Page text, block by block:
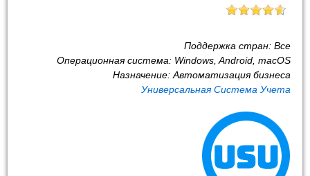
Поддержка стран: Все
Операционная система: Windows, Android, macOS
Назначение: Автоматизация бизнеса
Универсальная Система Учета